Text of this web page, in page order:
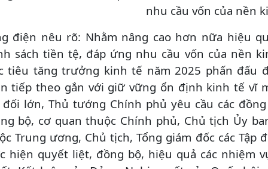
nhu cầu vốn của nền
điện nêu rõ: Nhằm nâng cao hơn nữa hiệu
sách tiền tệ, đáp ứng nhu cầu vốn của nền
tiêu tăng trưởng kinh tế năm 2025 phấn đấu
tiếp theo gắn với giữ vững ổn định kinh tế vĩ
đối lớn, Thủ tướng Chính phủ yêu cầu các
bộ, cơ quan thuộc Chính phủ, Chủ tịch Ủy
Trung ương, Chủ tịch, Tổng giám đốc các Tập
hiện quyết liệt, đồng bộ, hiệu quả các nhiệm